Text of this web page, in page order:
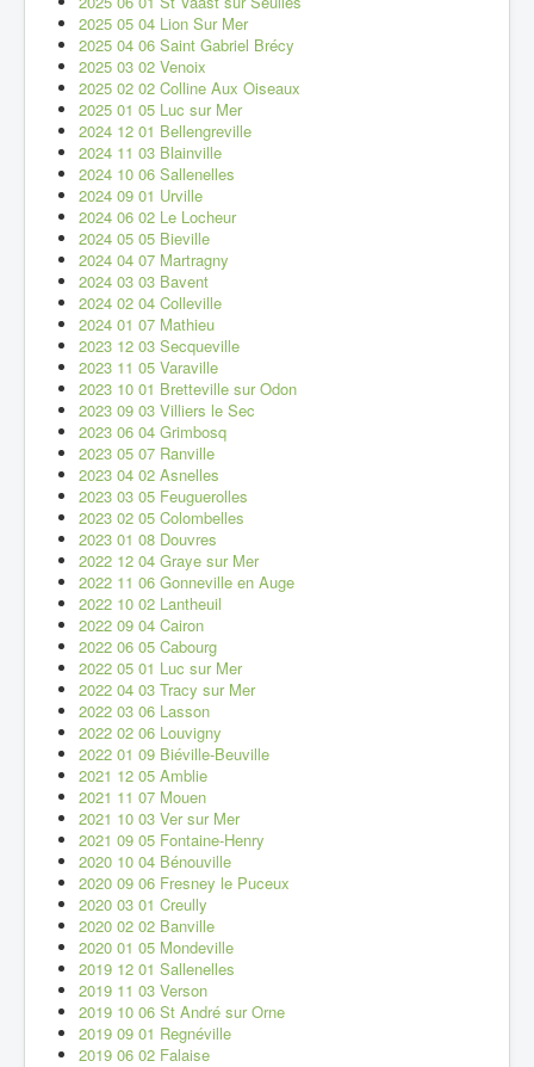
2025 05 04 Lion Sur Mer
2025 04 06 Saint Gabriel Brécy
2025 03 02 Venoix
2025 02 02 Colline Aux Oiseaux
2025 01 05 Luc sur Mer
2024 12 01 Bellengreville
2024 11 03 Blainville
2024 10 06 Sallenelles
2024 09 01 Urville
2024 06 02 Le Locheur
2024 05 05 Bieville
2024 04 07 Martragny
2024 03 03 Bavent
2024 02 04 Colleville
2024 01 07 Mathieu
2023 12 03 Secqueville
2023 11 05 Varaville
2023 10 01 Bretteville sur Odon
2023 09 03 Villiers le Sec
2023 06 04 Grimbosq
2023 05 07 Ranville
2023 04 02 Asnelles
2023 03 05 Feuguerolles
2023 02 05 Colombelles
2023 01 08 Douvres
2022 12 04 Graye sur Mer
2022 11 06 Gonneville en Auge
2022 10 02 Lantheuil
2022 09 04 Cairon
2022 06 05 Cabourg
2022 05 01 Luc sur Mer
2022 04 03 Tracy sur Mer
2022 03 06 Lasson
2022 02 06 Louvigny
2022 01 09 Biéville-Beuville
2021 12 05 Amblie
2021 11 07 Mouen
2021 10 03 Ver sur Mer
2021 09 05 Fontaine-Henry
2020 10 04 Bénouville
2020 09 06 Fresney le Puceux
2020 03 01 Creully
2020 02 02 Banville
2020 01 05 Mondeville
2019 12 01 Sallenelles
2019 11 03 Verson
2019 10 06 St André sur Orne
2019 09 01 Regnéville
2019 06 02 Falaise